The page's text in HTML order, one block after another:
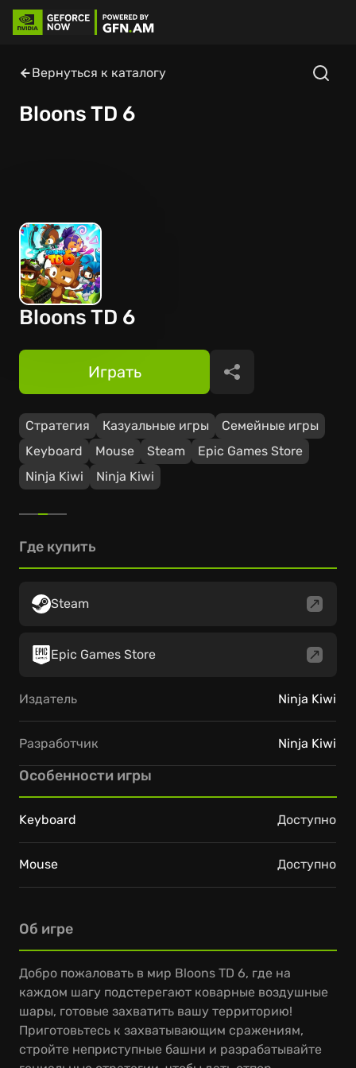
Вернуться к каталогу
Bloons TD 6
Bloons TD 6
Стратегия Казуальные игры
Семейные игры
Keyboard
Mouse Steam
Epic Games Store
Ninja Kiwi
Ninja Kiwi
Играть Поделиться
Об игре
Добро пожаловать в мир Bloons TD 6, где на
каждом шагу подстерегают коварные воздушные
шары, готовые захватить вашу территорию!
Приготовьтесь к захватывающим сражениям,
стройте неприступные башни и разрабатывайте
Где купить
Steam
Epic Games Store
Издатель Ninja Kiwi
Разработчик Ninja Kiwi
Особенности игры
Keyboard Доступно
Mouse Доступно